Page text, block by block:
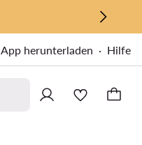
App herunterladen Hilfe